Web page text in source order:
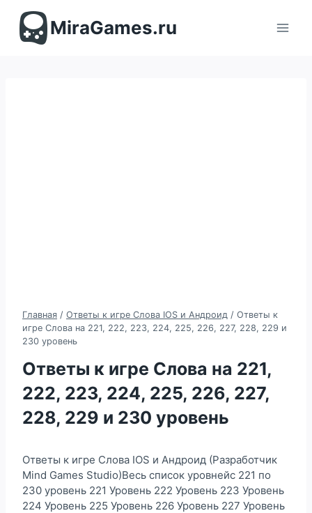
содержимомуMiraGames.ru
Главная / Ответы к игре Слова IOS и Андроид / Ответы к
игре Слова на 221, 222, 223, 224, 225, 226, 227, 228, 229 и
230 уровень
Ответы к игре Слова на 221,
222, 223, 224, 225, 226, 227,
228, 229 и 230 уровень
Ответы к игре Слова IOS и Андроид (Разработчик
Mind Games Studio)Весь список уровнейс 221 по
230 уровень 221 Уровень 222 Уровень 223 Уровень
224 Уровень 225 Уровень 226 Уровень 227 Уровень